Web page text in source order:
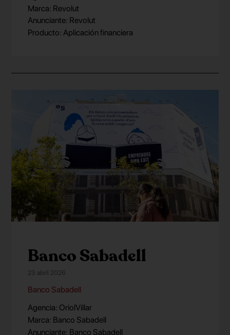
Marca: Revolut
Anunciante: Revolut
Producto: Aplicación financiera
Banco Sabadell
23 abril 2026
Banco Sabadell
Agencia: OriolVillar
Marca: Banco Sabadell
Anunciante: Banco Sabadell